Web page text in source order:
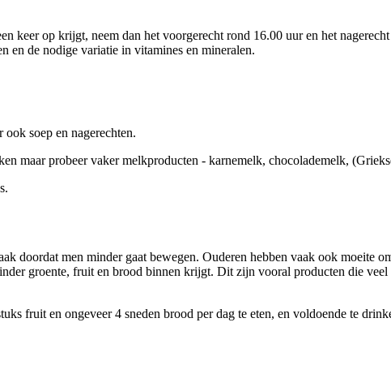
keer op krijgt, neem dan het voorgerecht rond 16.00 uur en het
en de nodige variatie in vitamines en mineralen.
soep en nagerechten.
maar probeer vaker melkproducten - karnemelk, chocolademelk,
doordat men minder gaat bewegen. Ouderen hebben vaak ook moeite
groente, fruit en brood binnen krijgt. Dit zijn vooral producten die veel
fruit en ongeveer 4 sneden brood per dag te eten, en voldoende te